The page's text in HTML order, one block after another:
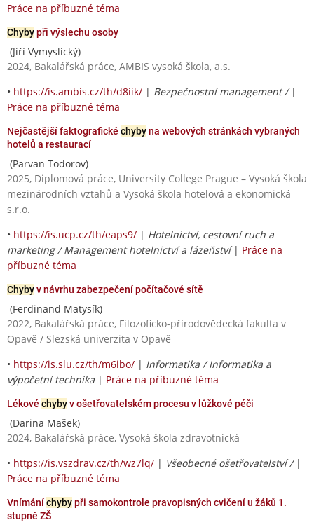
Práce na příbuzné téma
Chybypři výslechu osoby
(Jiří Vymyslický)
2024, Bakalářská práce, AMBIS vysoká škola, a.s.
• https://is.ambis.cz/th/d8iik/ | Bezpečnostní management / |
Práce na příbuzné téma
Nejčastější faktografické chybyna webových stránkách vybraných
hotelů a restaurací
(Parvan Todorov)
2025, Diplomová práce, University College Prague – Vysoká škola
mezinárodních vztahů a Vysoká škola hotelová a ekonomická
s.r.o.
• https://is.ucp.cz/th/eaps9/ | Hotelnictví, cestovní ruch a
marketing / Management hotelnictví a lázeňství| Práce na
příbuzné téma
Chybyv návrhu zabezpečení počítačové sítě
(Ferdinand Matysík)
2022, Bakalářská práce, Filozoficko-přírodovědecká fakulta v
Opavě / Slezská univerzita v Opavě
• https://is.slu.cz/th/m6ibo/ | Informatika / Informatika a
výpočetní technika | Práce na příbuzné téma
Lékové chybyv ošetřovatelském procesu v lůžkové péči
(Darina Mašek)
2024, Bakalářská práce, Vysoká škola zdravotnická
• https://is.vszdrav.cz/th/wz7lq/ | Všeobecné ošetřovatelství / |
Práce na příbuzné téma
Vnímáníchybypři samokontrole pravopisných cvičení u žáků 1.
stupně ZŠ